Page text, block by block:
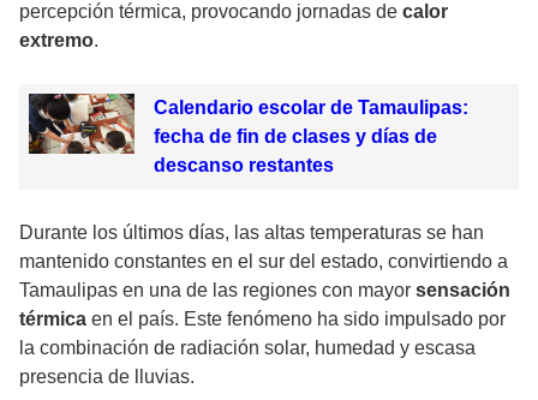
percepción térmica, provocando jornadas de calor
extremo.
Calendario escolar de Tamaulipas:
fecha de fin de clases y días de
descanso restantes
Durante los últimos días, las altas temperaturas se han
mantenido constantes en el sur del estado, convirtiendo a
Tamaulipas en una de las regiones con mayor sensación
térmica en el país. Este fenómeno ha sido impulsado por
la combinación de radiación solar, humedad y escasa
presencia de lluvias.